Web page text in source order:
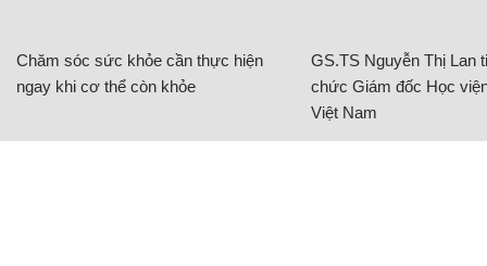
Chăm sóc sức khỏe cần thực hiện
ngay khi cơ thể còn khỏe
GS.TS Nguyễn Thị Lan
chức Giám đốc Học
Việt Nam